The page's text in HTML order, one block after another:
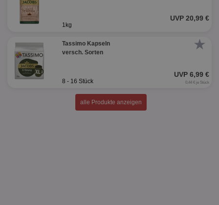
UVP 20,99 €
1kg
★
Tassimo Kapseln
versch. Sorten
UVP 6,99 €
8 - 16 Stück 0,44 € je Stück
alle Produkte anzeigen